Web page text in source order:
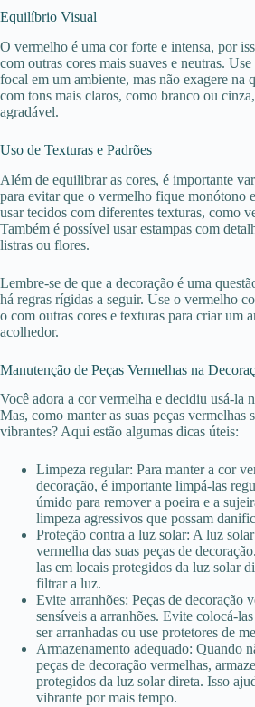
Equilíbrio Visual
O vermelho é uma cor forte e intensa, por
com outras cores mais suaves e neutras.
focal em um ambiente, mas não exagere na
com tons mais claros, como branco ou
agradável.
Uso de Texturas e Padrões
Além de equilibrar as cores, é importante
para evitar que o vermelho fique monótono
usar tecidos com diferentes texturas, como
Também é possível usar estampas com
listras ou flores.
Lembre-se de que a decoração é uma
há regras rígidas a seguir. Use o vermelho
o com outras cores e texturas para criar um
acolhedor.
Manutenção de Peças Vermelhas na
Você adora a cor vermelha e decidiu usá-la
Mas, como manter as suas peças vermelhas
vibrantes? Aqui estão algumas dicas úteis:
Limpeza regular: Para manter a cor
decoração, é importante limpá-las
úmido para remover a poeira e a
limpeza agressivos que possam
Proteção contra a luz solar: A luz
vermelha das suas peças de
las em locais protegidos da luz solar
filtrar a luz.
Evite arranhões: Peças de decoração
sensíveis a arranhões. Evite colocá-
ser arranhadas ou use protetores de
Armazenamento adequado: Quando
peças de decoração vermelhas,
protegidos da luz solar direta. Isso
vibrante por mais tempo.